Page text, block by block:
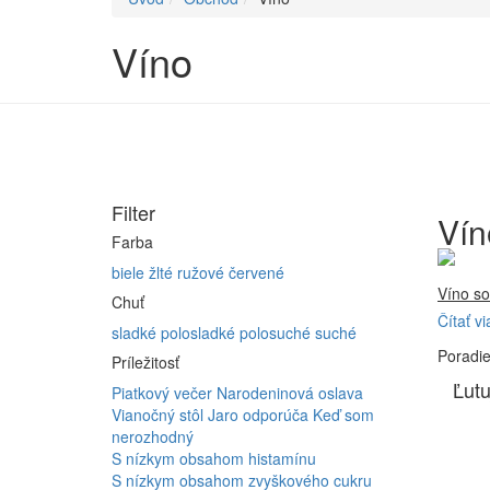
Víno
Filter
Farba
biele žlté ružové červené
Chuť
sladké polosladké polosuché suché
Príležitosť
Piatkový večer Narodeninová oslava
Vianočný stôl Jaro odporúča Keď som
nerozhodný
S nízkym obsahom histamínu
S nízkym obsahom zvyškového cukru
Víno
Firma
Čítať